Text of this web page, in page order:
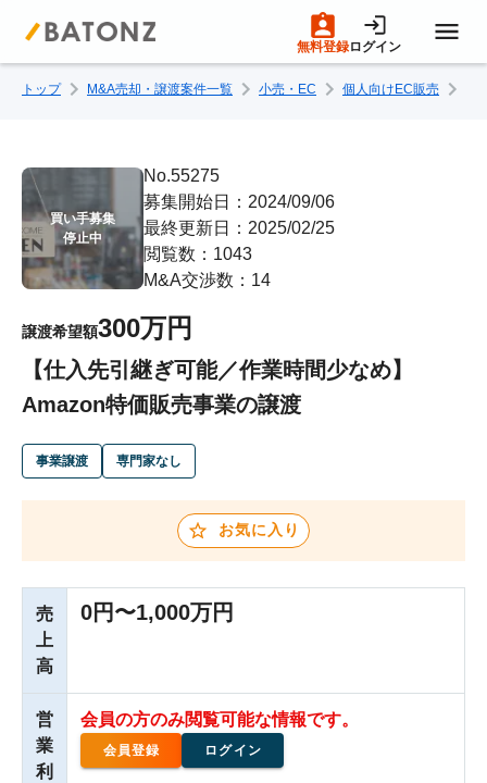
無料登録ログイン
トップページ
M&A案件一覧
売りたい方へ
成約事例
M&A専門家の方へ
トップ M&A売却・譲渡案件一覧 小売・EC 個人向けEC販売
買い手募集
停止中
No.55275
募集開始日：2024/09/06
最終更新日：2025/02/25
閲覧数：1043
M&A交渉数：14
譲渡希望額300万円
【仕入先引継ぎ可能／作業時間少なめ】
Amazon特価販売事業の譲渡
事業譲渡 専門家なし
お気に入り
売
上
高
0円〜1,000万円
営
業
利
会員の方のみ閲覧可能な情報です。
会員登録 ログイン